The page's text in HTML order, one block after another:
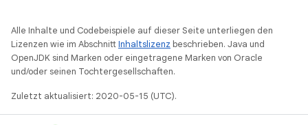
Alle Inhalte und Codebeispiele auf dieser Seite unterliegen den
Lizenzen wie im AbschnittInhaltslizenz beschrieben. Java und
OpenJDK sind Marken oder eingetragene Marken von Oracle
und/oder seinen Tochtergesellschaften.
Zuletzt aktualisiert: 2020-05-15 (UTC).